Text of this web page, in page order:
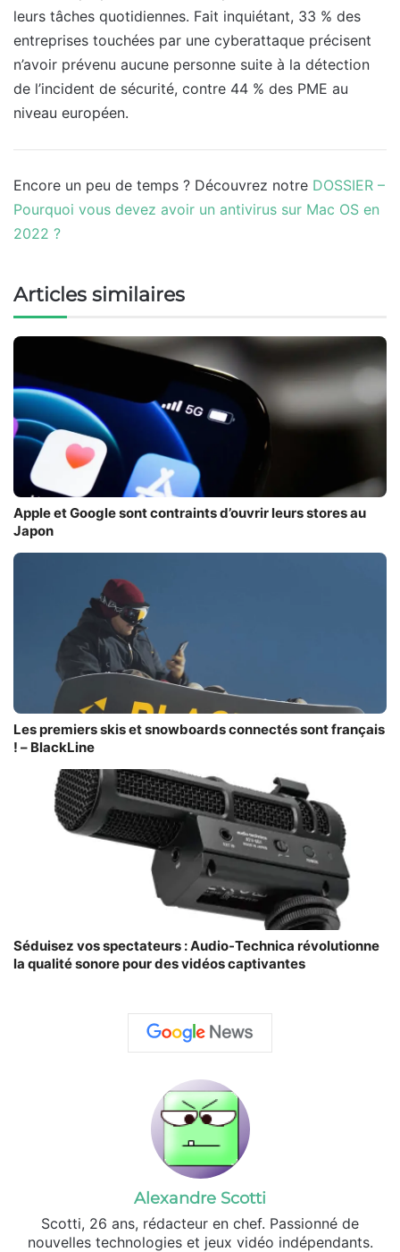
leurs tâches quotidiennes. Fait inquiétant, 33 % des
entreprises touchées par une cyberattaque précisent
n’avoir prévenu aucune personne suite à la détection
de l’incident de sécurité, contre 44 % des PME au
niveau européen.
Encore un peu de temps ? Découvrez notre DOSSIER –
Pourquoi vous devez avoir un antivirus sur Mac OS en
2022 ?
Articles similaires
Apple et Google sont contraints d’ouvrir leurs stores au
Japon
Les premiers skis et snowboards connectés sont français
! – BlackLine
Séduisez vos spectateurs : Audio-Technica révolutionne
la qualité sonore pour des vidéos captivantes
Alexandre Scotti
Scotti, 26 ans, rédacteur en chef. Passionné de
nouvelles technologies et jeux vidéo indépendants.